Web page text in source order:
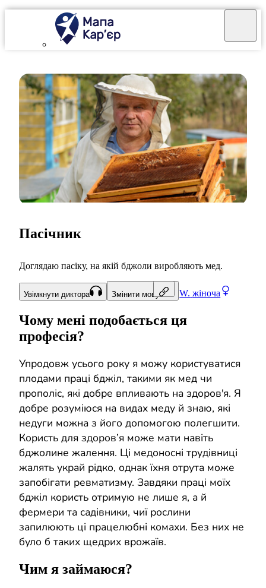
W. жіноча
Пасічник
Доглядаю пасіку, на якій бджоли виробляють мед.
Увімкнути диктора Змінити мову
Чому мені подобається ця
професія?
Упродовж усього року я можу користуватися
плодами праці бджіл, такими як мед чи
прополіс, які добре впливають на здоров'я. Я
добре розуміюся на видах меду й знаю, які
недуги можна з його допомогою полегшити.
Користь для здоров’я може мати навіть
бджолине жалення. Ці медоносні трудівниці
жалять украй рідко, однак їхня отрута може
запобігати ревматизму. Завдяки праці моїх
бджіл користь отримую не лише я, а й
фермери та садівники, чиї рослини
запилюють ці працелюбні комахи. Без них не
було б таких щедрих врожаїв.
Чим я займаюся?